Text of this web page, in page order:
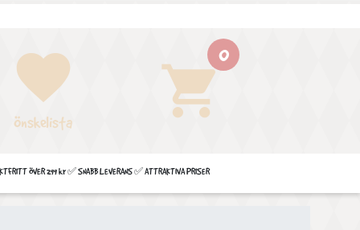
favorite
Önskelista shopping_cart
0
ÖVER 299 kr ✅ SNABB LEVERANS ✅ ATTRAKTIVA PRISER